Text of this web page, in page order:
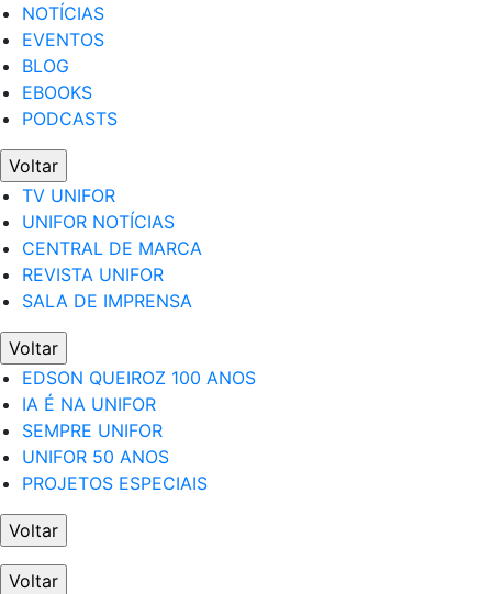
NOTÍCIAS
EVENTOS
BLOG
EBOOKS
PODCASTS
Voltar
TV UNIFOR
UNIFOR NOTÍCIAS
CENTRAL DE MARCA
REVISTA UNIFOR
SALA DE IMPRENSA
Voltar
EDSON QUEIROZ 100 ANOS
IA É NA UNIFOR
SEMPRE UNIFOR
UNIFOR 50 ANOS
PROJETOS ESPECIAIS
Voltar
Voltar